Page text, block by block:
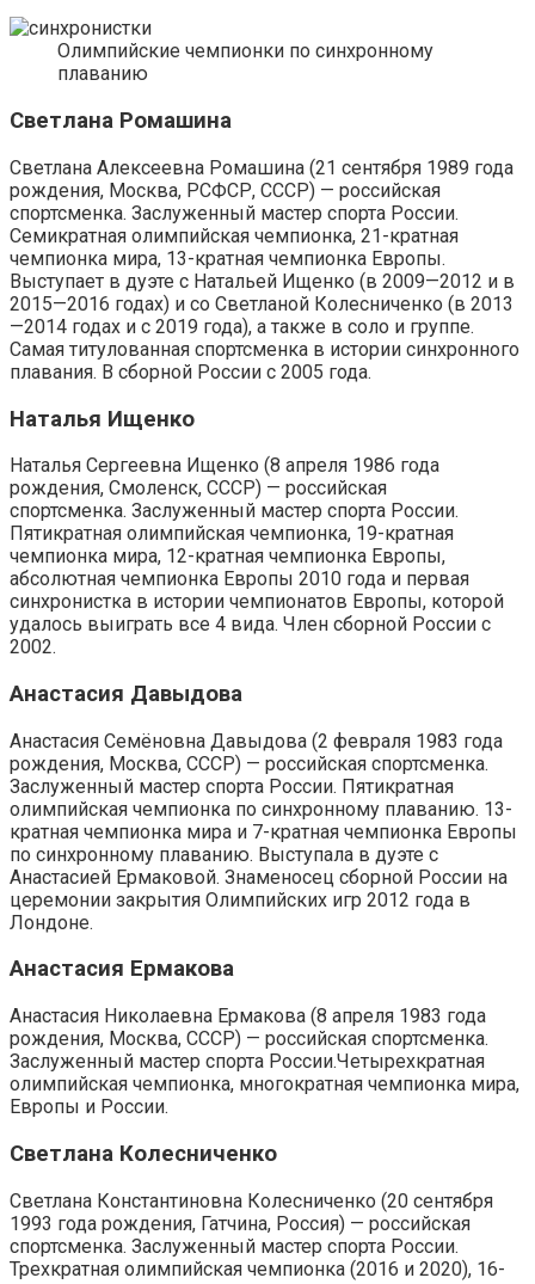
Олимпийские чемпионки по синхронному
плаванию
Светлана Ромашина
Светлана Алексеевна Ромашина (21 сентября 1989 года
рождения, Москва, РСФСР, СССР) — российская
спортсменка. Заслуженный мастер спорта России.
Семикратная олимпийская чемпионка, 21-кратная
чемпионка мира, 13-кратная чемпионка Европы.
Выступает в дуэте с Натальей Ищенко (в 2009—2012 и в
2015—2016 годах) и со Светланой Колесниченко (в 2013
—2014 годах и с 2019 года), а также в соло и группе.
Самая титулованная спортсменка в истории синхронного
плавания. В сборной России с 2005 года.
Наталья Ищенко
Наталья Сергеевна Ищенко (8 апреля 1986 года
рождения, Смоленск, СССР) — российская
спортсменка. Заслуженный мастер спорта России.
Пятикратная олимпийская чемпионка, 19-кратная
чемпионка мира, 12-кратная чемпионка Европы,
абсолютная чемпионка Европы 2010 года и первая
синхронистка в истории чемпионатов Европы, которой
удалось выиграть все 4 вида. Член сборной России с
2002.
Анастасия Давыдова
Анастасия Семёновна Давыдова (2 февраля 1983 года
рождения, Москва, СССР) — российская спортсменка.
Заслуженный мастер спорта России. Пятикратная
олимпийская чемпионка по синхронному плаванию. 13-
кратная чемпионка мира и 7-кратная чемпионка Европы
по синхронному плаванию. Выступала в дуэте с
Анастасией Ермаковой. Знаменосец сборной России на
церемонии закрытия Олимпийских игр 2012 года в
Лондоне.
Анастасия Ермакова
Анастасия Николаевна Ермакова (8 апреля 1983 года
рождения, Москва, СССР) — российская спортсменка.
Заслуженный мастер спорта России.Четырехкратная
олимпийская чемпионка, многократная чемпионка мира,
Европы и России.
Светлана Колесниченко
Светлана Константиновна Колесниченко (20 сентября
1993 года рождения, Гатчина, Россия) — российская
спортсменка. Заслуженный мастер спорта России.
Трехкратная олимпийская чемпионка (2016 и 2020), 16-